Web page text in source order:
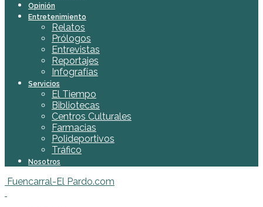
Opinión
Entretenimiento
Relatos
Prólogos
Entrevistas
Reportajes
Infografías
Servicios
El Tiempo
Bibliotecas
Centros Culturales
Farmacias
Polideportivos
Tráfico
Nosotros
Fuencarral-El Pardo.com